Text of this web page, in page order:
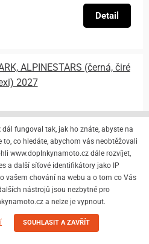
Detail
ALPINESTARS (černá, čiré
2027
dál fungoval tak, jak ho znáte, abyste na
co hledáte, abychom vás neobtěžovali
www.doplnkynamoto.cz dále rozvíjet,
a další síťové identifikátory jako IP
vašem chování na webu a o tom co Vás
nástrojů jsou nezbytné pro
a nelze je vypnout.
SOUHLASIT A ZAVŘÍT